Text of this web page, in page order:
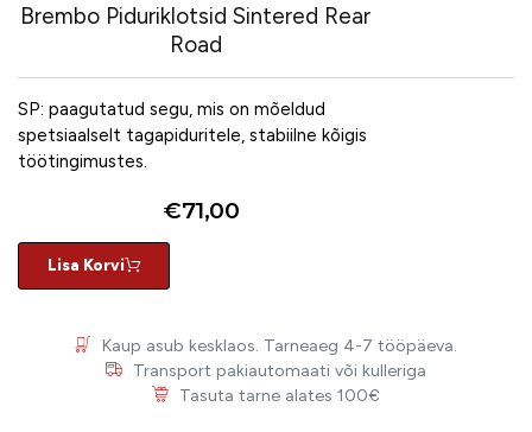
Brembo Piduriklotsid Sintered Rear
Road
SP: paagutatud segu, mis on mõeldud
spetsiaalselt tagapiduritele, stabiilne kõigis
töötingimustes.
€71,00
Lisa Korvi
Kaup asub kesklaos. Tarneaeg 4-7 tööpäeva.
Transport pakiautomaati või kulleriga
Tasuta tarne alates 100€